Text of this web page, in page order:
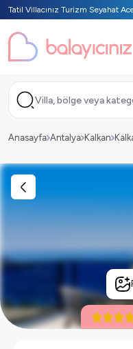
Tatil Villacınız Turizm Seyahat
Villa, bölge veya
Anasayfa Antalya Kalkan